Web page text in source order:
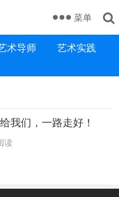
术导师
艺术实践
菜单
我们，一路走好！
读